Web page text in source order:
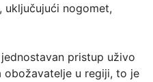
nogomet,
pristup uživo
obožavatelje u regiji, to je